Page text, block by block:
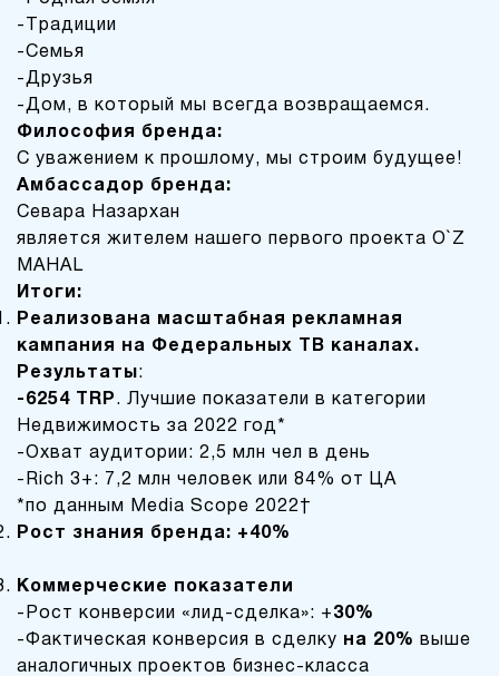
-Традиции
-Семья
-Друзья
-Дом, в который мы всегда возвращаемся.
Философия бренда:
С уважением к прошлому, мы строим будущее!
Амбассадор бренда:
Севара Назархан
является жителем нашего первого проекта O`Z
MAHAL
Итоги:
Реализована масштабная рекламная
кампания на Федеральных ТВ каналах.
Результаты:
-6254
TRP . Лучшие показатели в категории
Недвижимость за 2022 год*
-Охват аудитории: 2,5 млн чел в день
-Rich 3+: 7,2 млн человек или 84% от ЦА
*по данным Media Scope 2022
Рост знания бренда: +40%
Коммерческие показатели
-Рост конверсии «лид-сделка»: + 30%
-Фактическая конверсия в сделку на 20% выше
аналогичных проектов бизнес-класса